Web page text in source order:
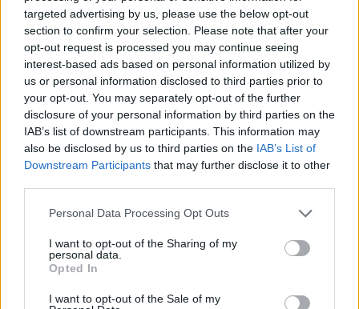
targeted advertising by us, please use the below opt-out
section to confirm your selection. Please note that after your
opt-out request is processed you may continue seeing
interest-based ads based on personal information utilized by
us or personal information disclosed to third parties prior to
your opt-out. You may separately opt-out of the further
disclosure of your personal information by third parties on the
IAB’s list of downstream participants. This information may
also be disclosed by us to third parties on the IAB’s List of
Downstream Participants that may further disclose it to other
Personal Data Processing Opt Outs
I want to opt-out of the Sharing of my
personal data.
Opted In
I want to opt-out of the Sale of my
In evidenza